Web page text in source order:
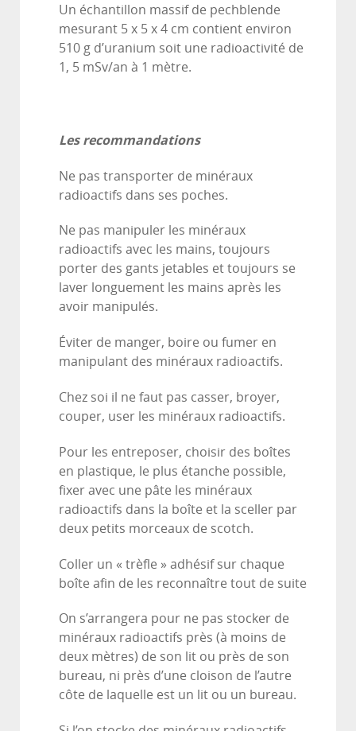
Un échantillon massif de pechblende
mesurant 5 x 5 x 4 cm contient environ
510 g d’uranium soit une radioactivité de
1, 5 mSv/an à 1 mètre.
Les recommandations
Ne pas transporter de minéraux
radioactifs dans ses poches.
Ne pas manipuler les minéraux
radioactifs avec les mains, toujours
porter des gants jetables et toujours se
laver longuement les mains après les
avoir manipulés.
Éviter de manger, boire ou fumer en
manipulant des minéraux radioactifs.
Chez soi il ne faut pas casser, broyer,
couper, user les minéraux radioactifs.
Pour les entreposer, choisir des boîtes
en plastique, le plus étanche possible,
fixer avec une pâte les minéraux
radioactifs dans la boîte et la sceller par
deux petits morceaux de scotch.
Coller un « trèfle » adhésif sur chaque
boîte afin de les reconnaître tout de suite
On s’arrangera pour ne pas stocker de
minéraux radioactifs près (à moins de
deux mètres) de son lit ou près de son
bureau, ni près d’une cloison de l’autre
côte de laquelle est un lit ou un bureau.